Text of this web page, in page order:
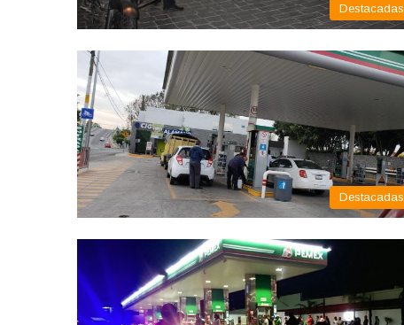
Destacadas
Destacadas